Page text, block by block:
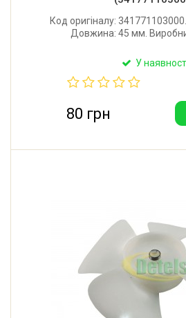
Код оригіналу:
Довжина: 45 мм.
У
80 грн